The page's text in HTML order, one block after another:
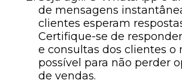
de mensagens
clientes esperam
Certifique-se de
e consultas dos clientes o
possível para não perder
de vendas.